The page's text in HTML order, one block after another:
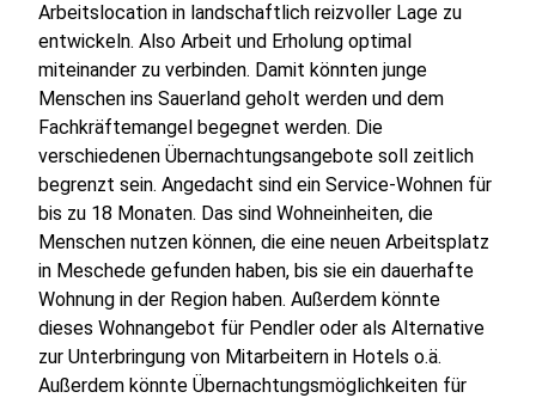
Arbeitslocation in landschaftlich reizvoller Lage zu
entwickeln. Also Arbeit und Erholung optimal
miteinander zu verbinden. Damit könnten junge
Menschen ins Sauerland geholt werden und dem
Fachkräftemangel begegnet werden. Die
verschiedenen Übernachtungsangebote soll zeitlich
begrenzt sein. Angedacht sind ein Service-Wohnen für
bis zu 18 Monaten. Das sind Wohneinheiten, die
Menschen nutzen können, die eine neuen Arbeitsplatz
in Meschede gefunden haben, bis sie ein dauerhafte
Wohnung in der Region haben. Außerdem könnte
dieses Wohnangebot für Pendler oder als Alternative
zur Unterbringung von Mitarbeitern in Hotels o.ä.
Außerdem könnte Übernachtungsmöglichkeiten für